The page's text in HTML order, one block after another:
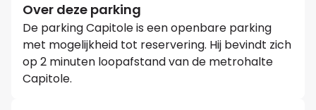
Over deze parking
De parking Capitole is een openbare parking
met mogelijkheid tot reservering. Hij bevindt zich
op 2 minuten loopafstand van de metrohalte
Capitole.